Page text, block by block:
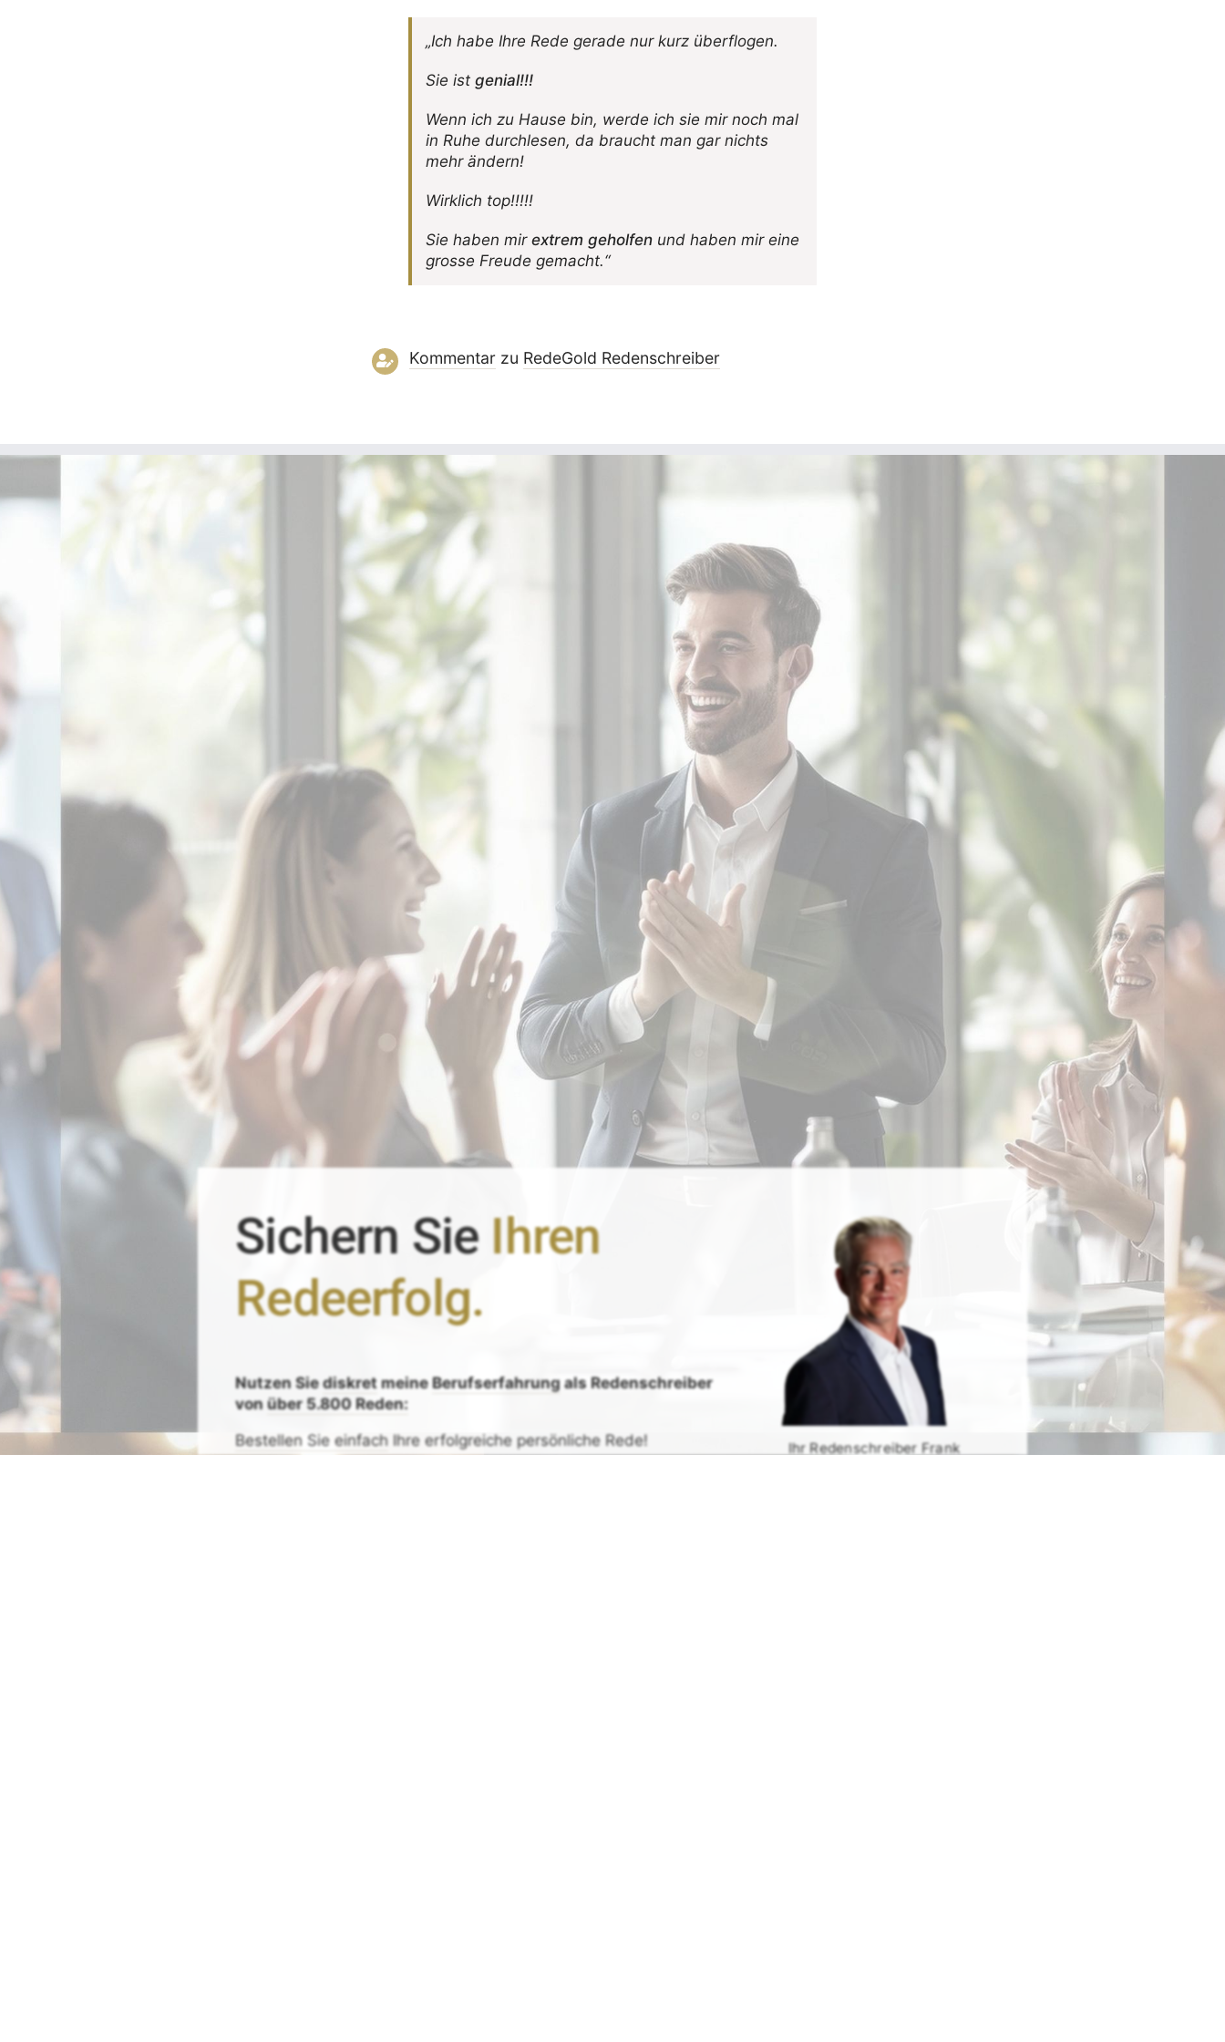
„Ich habe Ihre Rede gerade nur kurz überflogen.
Sie ist genial!!!
Wenn ich zu Hause bin, werde ich sie mir noch mal
in Ruhe durch­lesen, da braucht man gar nichts
mehr ändern!
Wirk­lich top!!!!!
Sie haben mir extrem geholfenund haben mir eine
grosse Freude gemacht.“
Kommentarzu RedeGold Reden­schreiber
Sichern Sie Ihren
Redeerfolg.
Nutzen SiediskretmeineBerufserfahrungals Redenschreiber
vonüber 5.800 Reden:
Bestellen Sie einfach Ihre erfolgreiche persönliche Rede!
Ihr Redenschreiber Frank